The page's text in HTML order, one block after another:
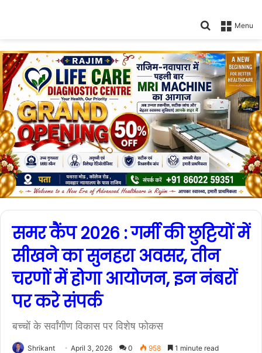
Menu
Search
समर कैंप 2026 : गर्मी की छुट्टियों में
सीखने का सुनहरा अवसर, तीन
चरणों में होगा आयोजन, इन नंबरों
पर करे संपर्क
बच्चों के सर्वांगीण विकास पर विशेष फोकस
Shrikant April 3, 2026 0 958 1 minute read